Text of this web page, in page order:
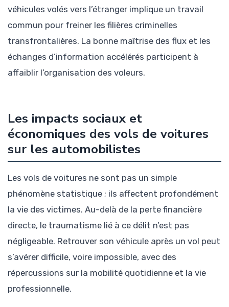
véhicules volés vers l’étranger implique un travail
commun pour freiner les filières criminelles
transfrontalières. La bonne maîtrise des flux et les
échanges d’information accélérés participent à
affaiblir l’organisation des voleurs.
Les impacts sociaux et
économiques des vols de voitures
sur les automobilistes
Les vols de voitures ne sont pas un simple
phénomène statistique ; ils affectent profondément
la vie des victimes. Au-delà de la perte financière
directe, le traumatisme lié à ce délit n’est pas
négligeable. Retrouver son véhicule après un vol peut
s’avérer difficile, voire impossible, avec des
répercussions sur la mobilité quotidienne et la vie
professionnelle.